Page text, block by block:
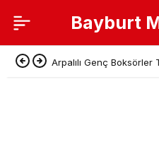
Bayburt
Arpalılı Genç